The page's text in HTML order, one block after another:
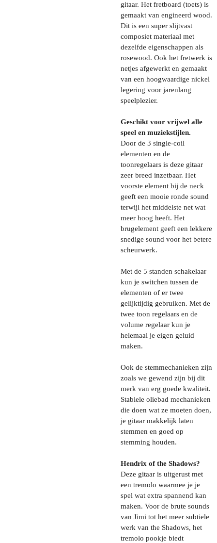
gitaar. Het fretboard (toets) is
gemaakt van engineerd wood.
Dit is een super slijtvast
composiet materiaal met
dezelfde eigenschappen als
rosewood. Ook het fretwerk is
netjes afgewerkt en gemaakt
van een hoogwaardige nickel
legering voor jarenlang
speelplezier.
Geschikt voor vrijwel alle
speel en muziekstijlen.
Door de 3 single-coil
elementen en de
toonregelaars is deze gitaar
zeer breed inzetbaar. Het
voorste element bij de neck
geeft een mooie ronde sound
terwijl het middelste net wat
meer hoog heeft. Het
brugelement geeft een lekkere
snedige sound voor het betere
scheurwerk.
Met de 5 standen schakelaar
kun je switchen tussen de
elementen of er twee
gelijktijdig gebruiken. Met de
twee toon regelaars en de
volume regelaar kun je
helemaal je eigen geluid
maken.
Ook de stemmechanieken zijn
zoals we gewend zijn bij dit
merk van erg goede kwaliteit.
Stabiele oliebad mechanieken
die doen wat ze moeten doen,
je gitaar makkelijk laten
stemmen en goed op
stemming houden.
Hendrix of the Shadows?
Deze gitaar is uitgerust met
een tremolo waarmee je je
spel wat extra spannend kan
maken. Voor de brute sounds
van Jimi tot het meer subtiele
werk van the Shadows, het
tremolo pookje biedt